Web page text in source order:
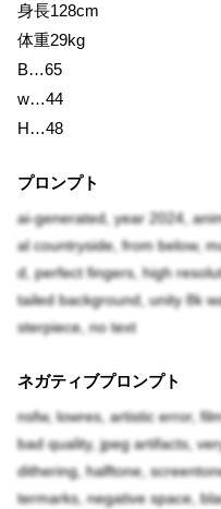
身長128cm
体重29kg
B…65
w…44
H…48
プロンプト
ai-generated, year 2024,
al countryside, from below,
d, perfect fingers, high
tailed background, unity 8k
sterpiece, no text
ネガティブプロンプト
nsfw, lowres, artistic error,
bad quality, jpeg artifacts,
dithering, halftone,
termarks, negative space,